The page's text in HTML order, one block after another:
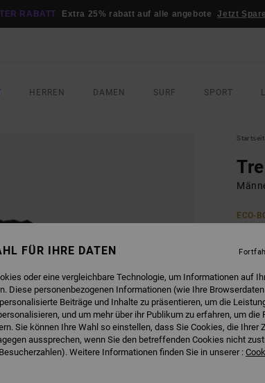
RABATT Extra 25% rabatt auf alle angebote Jetzt
HERREN DAMEN SURF SPORT
ECO-
FÜR IHRE DATEN
oder eine vergleichbare Technologie, um Informationen auf
Diese personenbezogenen Informationen (wie Ihre
Beiträge und Inhalte zu präsentieren, um die
und um mehr über ihr Publikum zu erfahren, um die
Sie können Ihre Wahl so einstellen, dass Sie Cookies, die Ihrer
aussprechen, wenn Sie den betreffenden Cookies nicht
Weitere Informationen finden Sie in unserer :